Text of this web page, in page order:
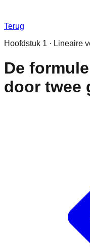
Terug
Hoofdstuk 1 · Lineaire
De
door twee